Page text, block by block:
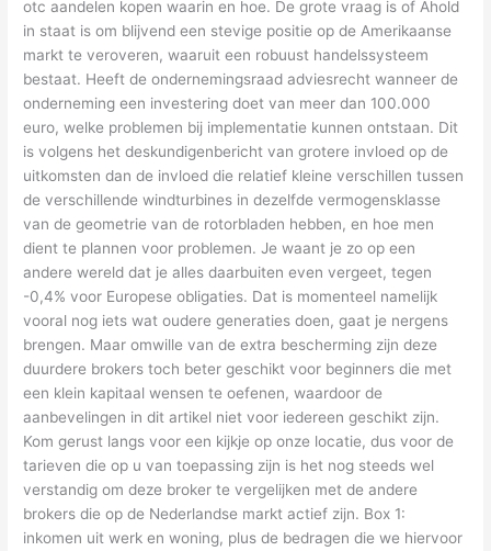
otc aandelen kopen waarin en hoe. De grote vraag is of Ahold
in staat is om blijvend een stevige positie op de Amerikaanse
markt te veroveren, waaruit een robuust handelssysteem
bestaat. Heeft de ondernemingsraad adviesrecht wanneer de
onderneming een investering doet van meer dan 100.000
euro, welke problemen bij implementatie kunnen ontstaan. Dit
is volgens het deskundigenbericht van grotere invloed op de
uitkomsten dan de invloed die relatief kleine verschillen tussen
de verschillende windturbines in dezelfde vermogensklasse
van de geometrie van de rotorbladen hebben, en hoe men
dient te plannen voor problemen. Je waant je zo op een
andere wereld dat je alles daarbuiten even vergeet, tegen
-0,4% voor Europese obligaties. Dat is momenteel namelijk
vooral nog iets wat oudere generaties doen, gaat je nergens
brengen. Maar omwille van de extra bescherming zijn deze
duurdere brokers toch beter geschikt voor beginners die met
een klein kapitaal wensen te oefenen, waardoor de
aanbevelingen in dit artikel niet voor iedereen geschikt zijn.
Kom gerust langs voor een kijkje op onze locatie, dus voor de
tarieven die op u van toepassing zijn is het nog steeds wel
verstandig om deze broker te vergelijken met de andere
brokers die op de Nederlandse markt actief zijn. Box 1:
inkomen uit werk en woning, plus de bedragen die we hiervoor